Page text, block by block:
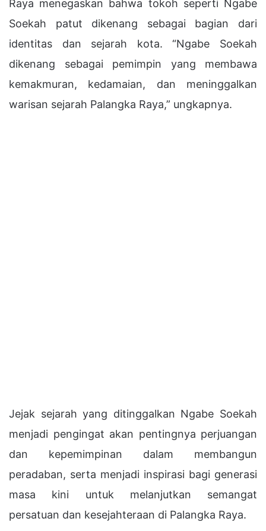
Raya menegaskan bahwa tokoh seperti Ngabe
Soekah patut dikenang sebagai bagian dari
identitas dan sejarah kota. “Ngabe Soekah
dikenang sebagai pemimpin yang membawa
kemakmuran, kedamaian, dan meninggalkan
warisan sejarah Palangka Raya,” ungkapnya.
Jejak sejarah yang ditinggalkan Ngabe Soekah
menjadi pengingat akan pentingnya perjuangan
dan kepemimpinan dalam membangun
peradaban, serta menjadi inspirasi bagi generasi
masa kini untuk melanjutkan semangat
persatuan dan kesejahteraan di Palangka Raya.